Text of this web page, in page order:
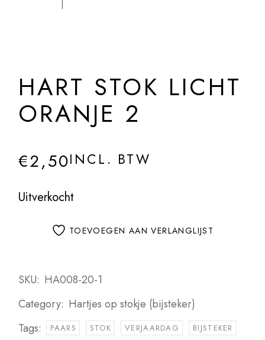
HART STOK LICHT
ORANJE 2
€2,50INCL. BTW
Uitverkocht
TOEVOEGEN AAN VERLANGLIJST
SKU: HA008-20-1
Category: Hartjes op stokje (bijsteker)
Tags:
PAARS STOK VERJAARDAG
BIJSTEKER